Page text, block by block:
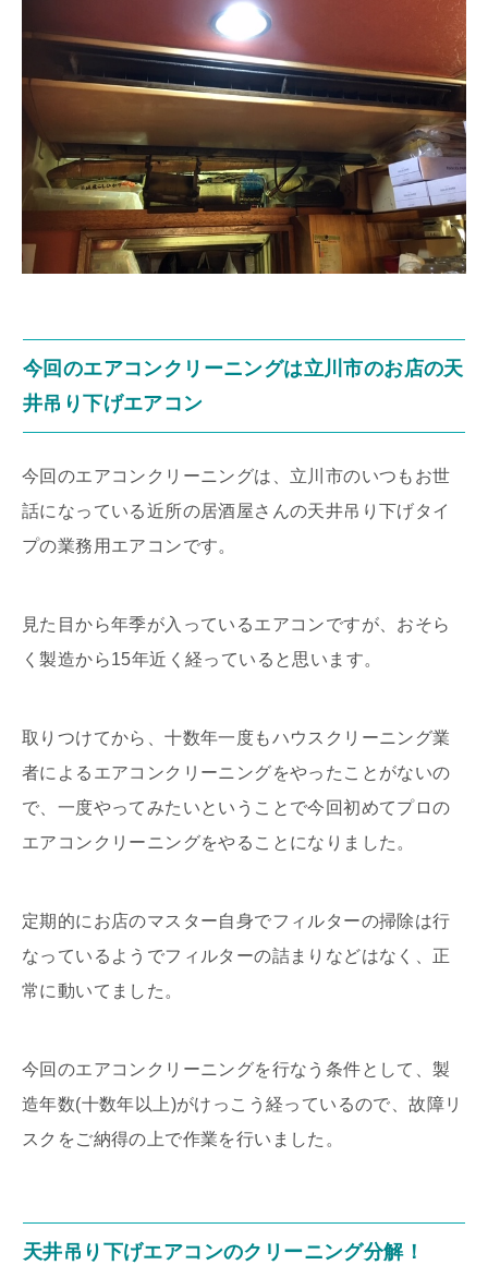
今回のエアコンクリーニングは立川市のお店の天
井吊り下げエアコン
今回のエアコンクリーニングは、立川市のいつもお世
話になっている近所の居酒屋さんの天井吊り下げタイ
プの業務用エアコンです。
見た目から年季が入っているエアコンですが、おそら
く製造から15年近く経っていると思います。
取りつけてから、十数年一度もハウスクリーニング業
者によるエアコンクリーニングをやったことがないの
で、一度やってみたいということで今回初めてプロの
エアコンクリーニングをやることになりました。
定期的にお店のマスター自身でフィルターの掃除は行
なっているようでフィルターの詰まりなどはなく、正
常に動いてました。
今回のエアコンクリーニングを行なう条件として、製
造年数(十数年以上)がけっこう経っているので、故障リ
スクをご納得の上で作業を行いました。
天井吊り下げエアコンのクリーニング分解！